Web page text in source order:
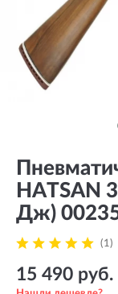
HATSAN
Дж)
(1)
15 490 руб.